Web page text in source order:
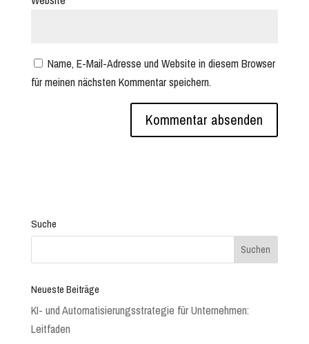
Name, E-Mail-Adresse und Website in diesem Browser
für meinen nächsten Kommentar speichern.
Suche
Neueste Beiträge
KI- und Automatisierungsstrategie für Unternehmen:
Leitfaden